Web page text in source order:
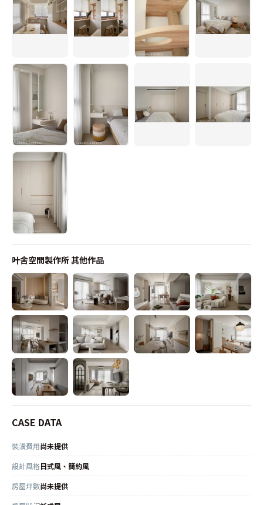
叶舍空間製作所其他作品
CASE DATA
裝潢費用尚未提供
設計風格日式風、簡約風
房屋坪數尚未提供